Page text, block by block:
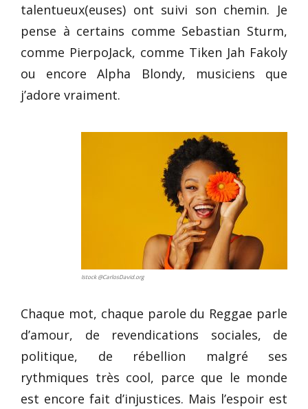
talentueux(euses) ont suivi son chemin. Je
pense à certains comme Sebastian Sturm,
comme PierpoJack, comme Tiken Jah Fakoly
ou encore Alpha Blondy, musiciens que
j’adore vraiment.
Istock @CarlosDavid.org
Chaque mot, chaque parole du Reggae parle
d’amour, de revendications sociales, de
politique, de rébellion malgré ses
rythmiques très cool, parce que le monde
est encore fait d’injustices. Mais l’espoir est